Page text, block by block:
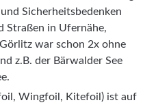
Sicherheitsbedenken
Straßen in Ufernähe,
war schon 2x ohne
z.B. der Bärwalder See
Wingfoil, Kitefoil) ist auf